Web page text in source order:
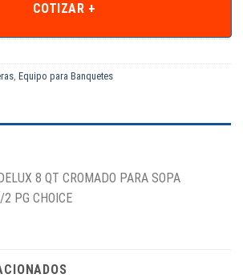
COTIZAR +
, Equipo para Banquetes
8 QT CROMADO PARA SOPA
PG CHOICE